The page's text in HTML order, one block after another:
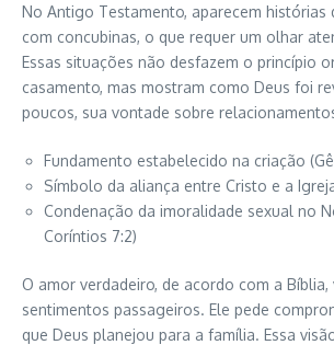
No Antigo Testamento, aparecem histórias
com concubinas, o que requer um olhar
Essas situações não desfazem o princípio
casamento, mas mostram como Deus foi
poucos, sua vontade sobre
Fundamento estabelecido na criação
Símbolo da aliança entre Cristo e a
Condenação da imoralidade sexual no
Coríntios 7:2)
O amor verdadeiro, de acordo com a
sentimentos passageiros. Ele pede
que Deus planejou para a família. Essa